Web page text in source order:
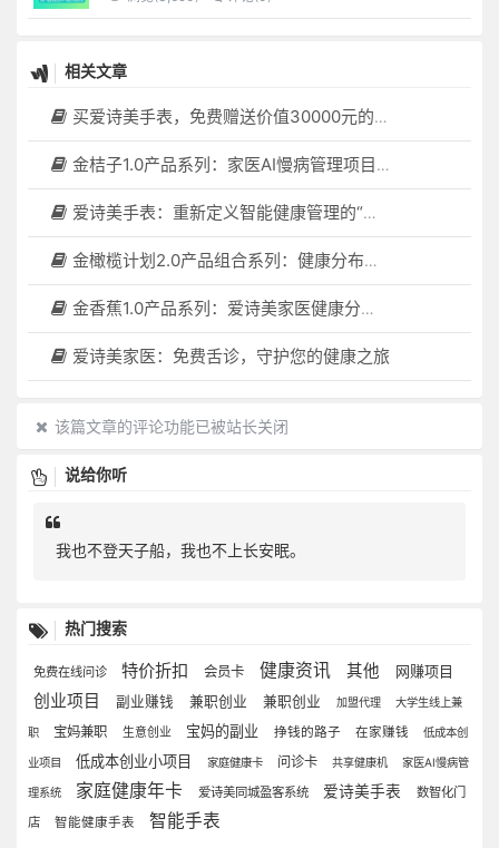
相关文章
买爱诗美手表，免费赠送价值30000元的数智化门店系统一套（含硬件）
金桔子1.0产品系列：家医AI慢病管理项目全国招募区域合伙人，低投入，高回报，长收益
爱诗美手表：重新定义智能健康管理的“医疗级守护者”
金橄榄计划2.0产品组合系列：健康分布机（健康一体机）+慢病管理系统，可落地在健康小屋，社区服务中心等等
金香蕉1.0产品系列：爱诗美家医健康分布机，健康一体机，社区服务中心，药店，健康小屋都需要
爱诗美家医：免费舌诊，守护您的健康之旅
该篇文章的评论功能已被站长关闭
说给你听
我也不登天子船，我也不上长安眠。
热门搜索
免费在线问诊 特价折扣 会员卡 健康资讯 其他 网赚项目
创业项目 副业赚钱 兼职创业 兼职创业 加盟代理 大学生线上兼
职 宝妈兼职 生意创业 宝妈的副业 挣钱的路子 在家赚钱 低成本创
业项目 低成本创业小项目 家庭健康卡 问诊卡 共享健康机 家医AI慢病管
理系统 家庭健康年卡 爱诗美同城盈客系统 爱诗美手表
数智化门
店
智能健康手表 智能手表